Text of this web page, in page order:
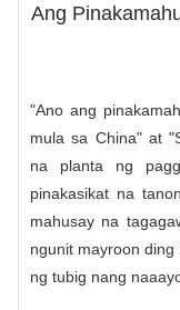
Ang
"Ano ang
mula sa China" at
na planta ng
pinakasikat na
mahusay na
ngunit mayroon
ng tubig nang